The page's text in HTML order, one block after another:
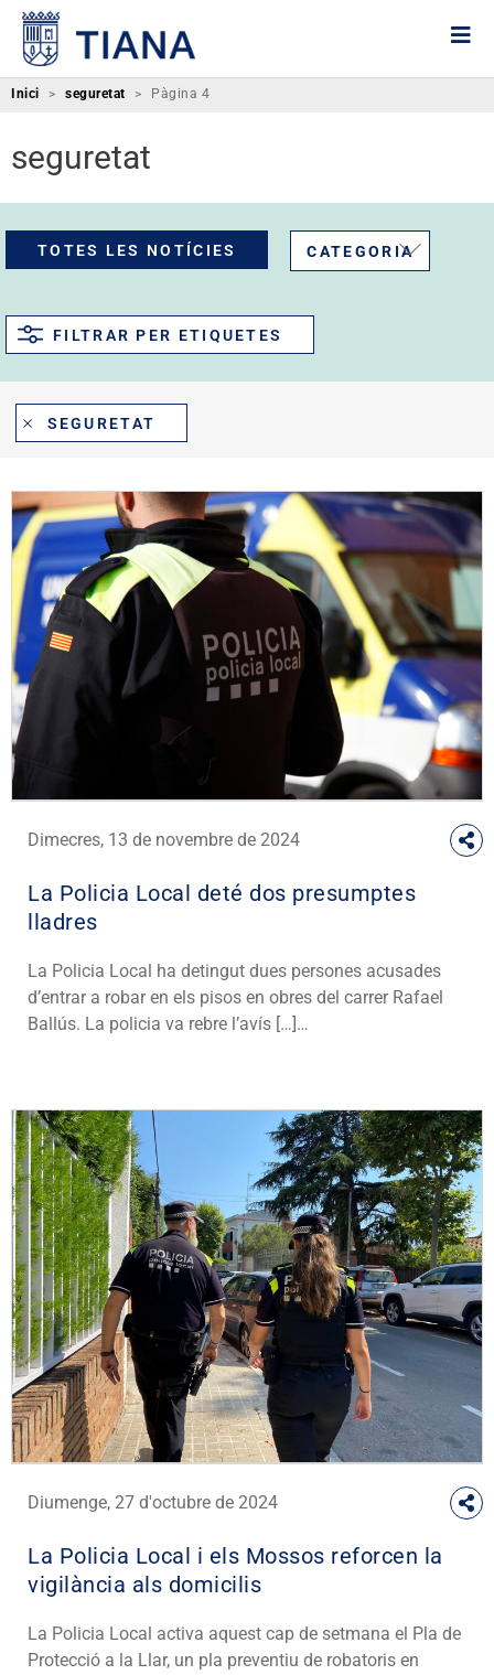
Inici > seguretat > Pàgina 4
seguretat
TOTES LES NOTÍCIES CATEGORIA
FILTRAR PER ETIQUETES
SEGURETAT
Dimecres, 13 de novembre de 2024
La Policia Local deté dos presumptes
lladres
La Policia Local ha detingut dues persones acusades
d’entrar a robar en els pisos en obres del carrer Rafael
Ballús. La policia va rebre l’avís […]…
Diumenge, 27 d'octubre de 2024
La Policia Local i els Mossos reforcen la
vigilància als domicilis
La Policia Local activa aquest cap de setmana el Pla de
Protecció a la Llar, un pla preventiu de robatoris en